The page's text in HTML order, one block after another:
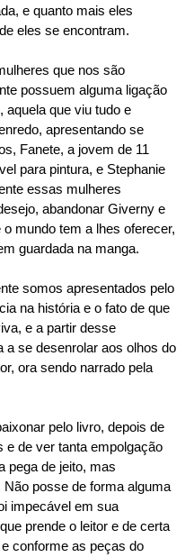
e quanto mais eles
eles se encontram.
que nos são
possuem alguma ligação
aquela que viu tudo e
apresentando se
Fanete, a jovem de 11
para pintura, e Stephanie
essas mulheres
abandonar Giverny e
mundo tem a lhes oferecer,
guardada na manga.
somos apresentados pelo
na história e o fato de que
e a partir desse
a se desenrolar aos olhos do
ora sendo narrado pela
pelo livro, depois de
e de ver tanta empolgação
pega de jeito, mas
posse de forma alguma
impecável em sua
prende o leitor e de certa
conforme as peças do